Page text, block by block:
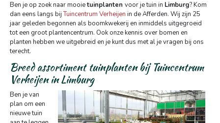
Ben je op zoek naar mooietuinplanten voor je tuin in Limburg? Kom
dan eens langs bijTuincentrum Verheijen in de Afferden. Wij zijn 25
jaar geleden begonnen als boomkwekerij en inmiddels uitgegroeid
tot een groot plantencentrum. Ook onze kennis over bomen en
planten hebben we uitgebreid en je kunt dus met al je vragen bij ons
terecht.
Breed assortiment tuinplanten bij Tuincentrum
Verheijen in Limburg
Ben je van
plan om een
nieuwe tuin